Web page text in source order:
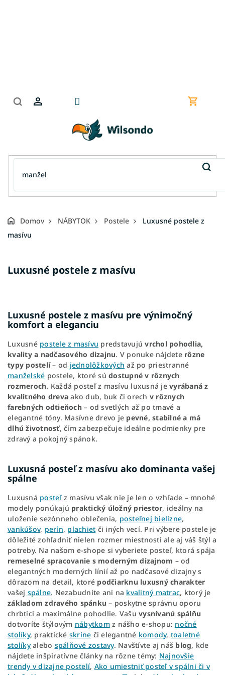
Domov NÁBYTOK Postele
Luxusné postele z
masívu
Luxusné postele z masívu
Luxusné postele z masívu pre výnimočný
komfort a eleganciu
Luxusné postele z masívu predstavujúvrchol pohodlia,
kvality a nadčasového dizajnu. V ponuke nájdete rôzne
typy postelí– od jednolôžkových až po priestranné
manželské postele, ktoré sú dostupné v rôznych
rozmeroch. Každá posteľ z masívu luxusná je vyrábaná z
kvalitného dreva ako dub, buk či orech v rôznych
farebných odtieňoch– od svetlých až po tmavé a
elegantné tóny. Masívne drevo je pevné, stabilné a má
dlhú životnosť, čím zabezpečuje ideálne podmienky pre
zdravý a pokojný spánok.
Luxusná posteľ z masívu ako dominanta vašej
spálne
Luxusná posteľz masívu však nie je len o vzhľade – mnohé
modely ponúkajú praktický úložný priestor, ideálny na
uloženie sezónneho oblečenia, posteľnej bielizne,
vankúšov, perín, plachiet či iných vecí. Pri výbere postele je
dôležité zohľadniť nielen rozmer miestnosti ale aj váš štýl a
potreby. Na našom e-shope si vyberiete posteľ, ktorá spája
remeselné spracovanie s moderným dizajnom – od
elegantných moderných línií až po nadčasové dizajny s
dôrazom na detail, ktoré podčiarknu luxusný charakter
vašej spálne. Nezabudnite ani na kvalitný matrac, ktorý je
základom zdravého spánku – poskytne správnu oporu
chrbtici a maximálne pohodlie. Vašu vysnívanú spálňu
dotvoríte štýlovým nábytkomz nášho e-shopu: nočné
stolíky, praktické skrine či elegantné komody, toaletné
stolíkyalebo spálňové zostavy. Navštívte aj náš blog, kde
nájdete inšpiratívne články na rôzne témy: Najnovšie
trendy v dizajne postelí, Ako umiestniť posteľ v spálni či v